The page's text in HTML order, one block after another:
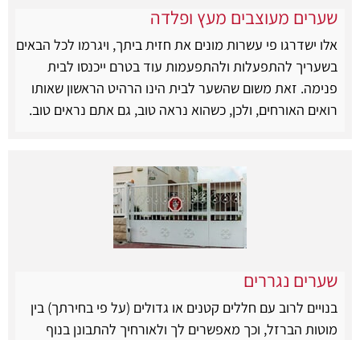
שערים מעוצבים מעץ ופלדה
אלו ישדרגו פי עשרות מונים את חזית ביתך, ויגרמו לכל הבאים
בשעריך להתפעלות ולהתפעמות עוד בטרם ייכנסו לבית
פנימה. זאת משום שהשער לבית הינו הרהיט הראשון שאותו
רואים האורחים, ולכן, כשהוא נראה טוב, גם אתם נראים טוב.
שערים נגררים
בנויים לרוב עם חללים קטנים או גדולים (על פי בחירתך) בין
מוטות הברזל, וכך מאפשרים לך ולאורחיך להתבונן בנוף